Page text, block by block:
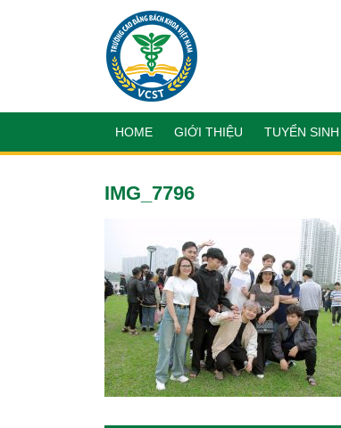
HOME GIỚI THIỆU TUYỂN SINH
IMG_7796